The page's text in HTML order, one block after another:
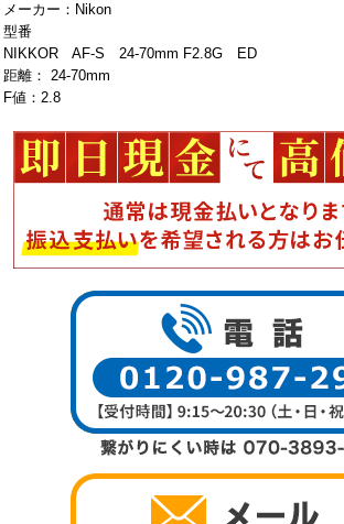
メーカー：Nikon
型番
NIKKOR AF-S 24-70mm F2.8G ED
距離： 24-70mm
F値：2.8